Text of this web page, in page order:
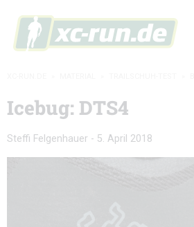
Icebug: DTS4
Steffi Felgenhauer - 5. April 2018